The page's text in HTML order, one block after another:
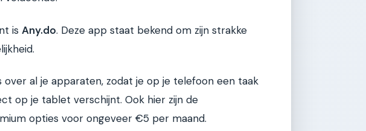
is Any.do. Deze app staat bekend om zijn strakke
al je apparaten, zodat je op je telefoon een taak
op je tablet verschijnt. Ook hier zijn de
opties voor ongeveer €5 per maand.